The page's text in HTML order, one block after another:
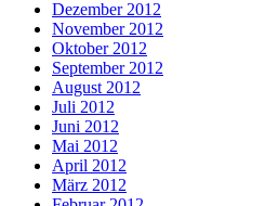
Dezember 2012
November 2012
Oktober 2012
September 2012
August 2012
Juli 2012
Juni 2012
Mai 2012
April 2012
März 2012